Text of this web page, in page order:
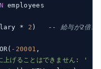
* 2 )
-- 給与が2倍以
-20001 ,
上げることはできません: '